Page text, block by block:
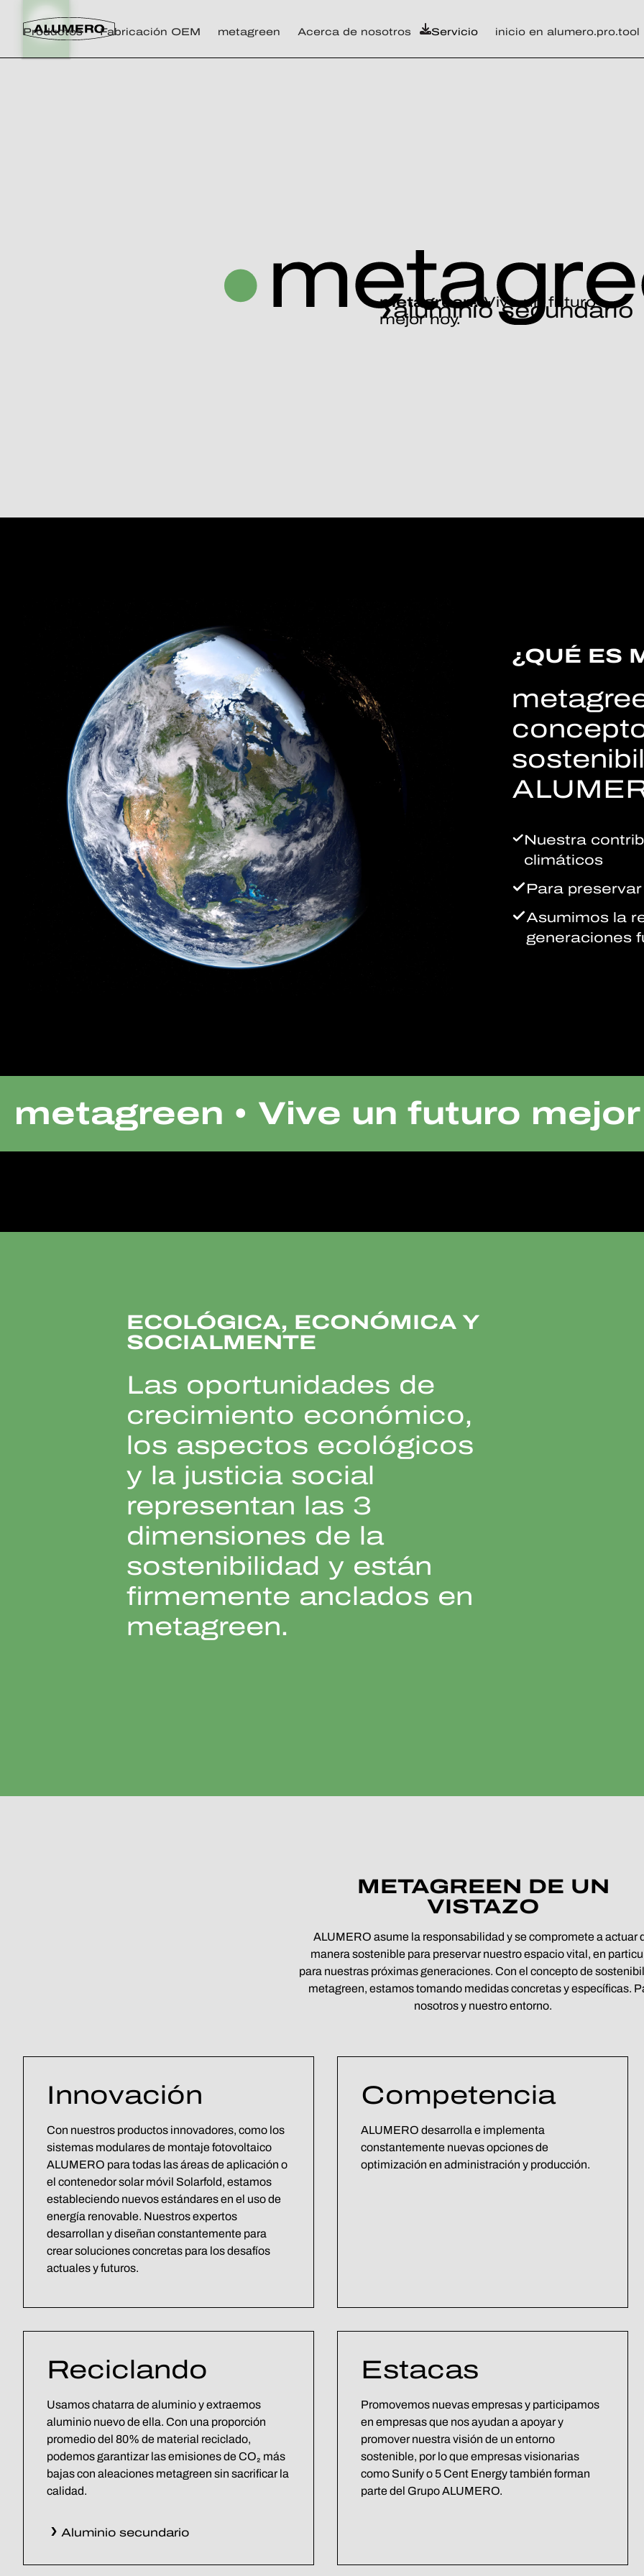
Productos Fabricación OEM metagreen Acerca de nosotros Servicio inicio en alumero.pro.tool
metagreen. Vive un futuro
mejor hoy.
aluminio secundario
¿QUÉ ES
Nuestra
climáticos
Para
Asumimos la
generaciones
metagreen • Vive un futuro mejor
ECOLÓGICA, ECONÓMICA Y
SOCIALMENTE
Las oportunidades de
crecimiento económico,
los aspectos ecológicos
y la justicia social
representan las 3
dimensiones de la
sostenibilidad y están
firmemente anclados en
metagreen.
METAGREEN DE UN
VISTAZO
ALUMERO asume la responsabilidad y se compromete a actuar
manera sostenible para preservar nuestro espacio vital, en
para nuestras próximas generaciones. Con el concepto de
metagreen, estamos tomando medidas concretas y específicas.
nosotros y nuestro entorno.
Innovación
Con nuestros productos innovadores, como los
sistemas modulares de montaje fotovoltaico
ALUMERO para todas las áreas de aplicación o
el contenedor solar móvil Solarfold, estamos
estableciendo nuevos estándares en el uso de
energía renovable. Nuestros expertos
desarrollan y diseñan constantemente para
crear soluciones concretas para los desafíos
actuales y futuros.
Competencia
ALUMERO desarrolla e implementa
constantemente nuevas opciones de
optimización en administración y producción.
Reciclando
Usamos chatarra de aluminio y extraemos
aluminio nuevo de ella. Con una proporción
promedio del 80% de material reciclado,
podemos garantizar las emisiones de CO₂ más
bajas con aleaciones metagreen sin sacrificar la
calidad.
Aluminio secundario
Estacas
Promovemos nuevas empresas y participamos
en empresas que nos ayudan a apoyar y
promover nuestra visión de un entorno
sostenible, por lo que empresas visionarias
como Sunify o 5 Cent Energy también forman
parte del Grupo ALUMERO.